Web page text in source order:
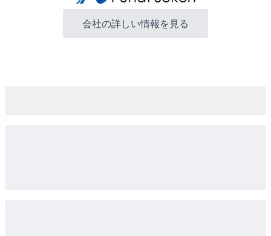
会社の詳しい情報を見る